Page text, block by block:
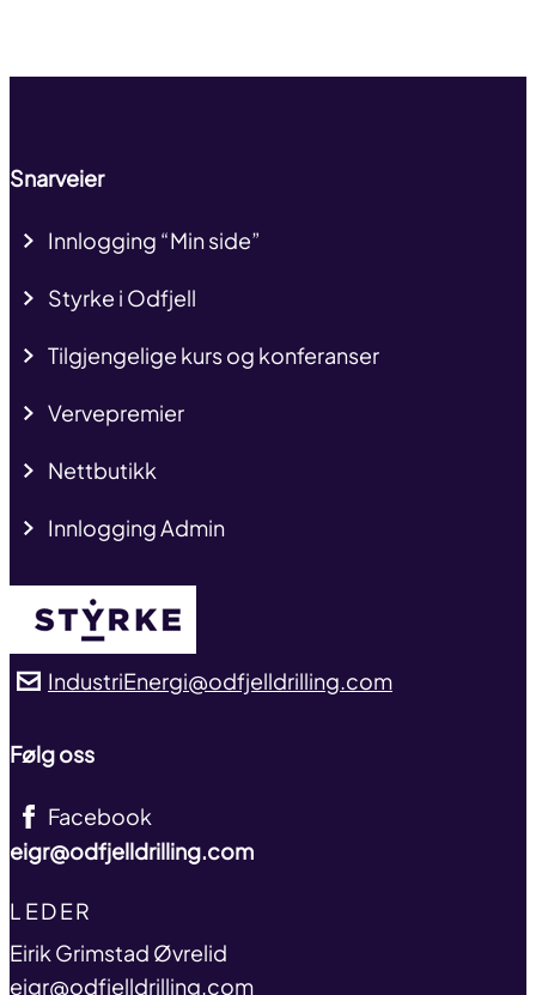
Snarveier
Innlogging “Min side”
Styrke i Odfjell
Tilgjengelige kurs og konferanser
Vervepremier
Nettbutikk
Innlogging Admin
IndustriEnergi@odfjelldrilling.com
Følg oss
Facebook
eigr@odfjelldrilling.com
TITLE
LEDER
name
Eirik Grimstad Øvrelid
email
eigr@odfjelldrilling.com